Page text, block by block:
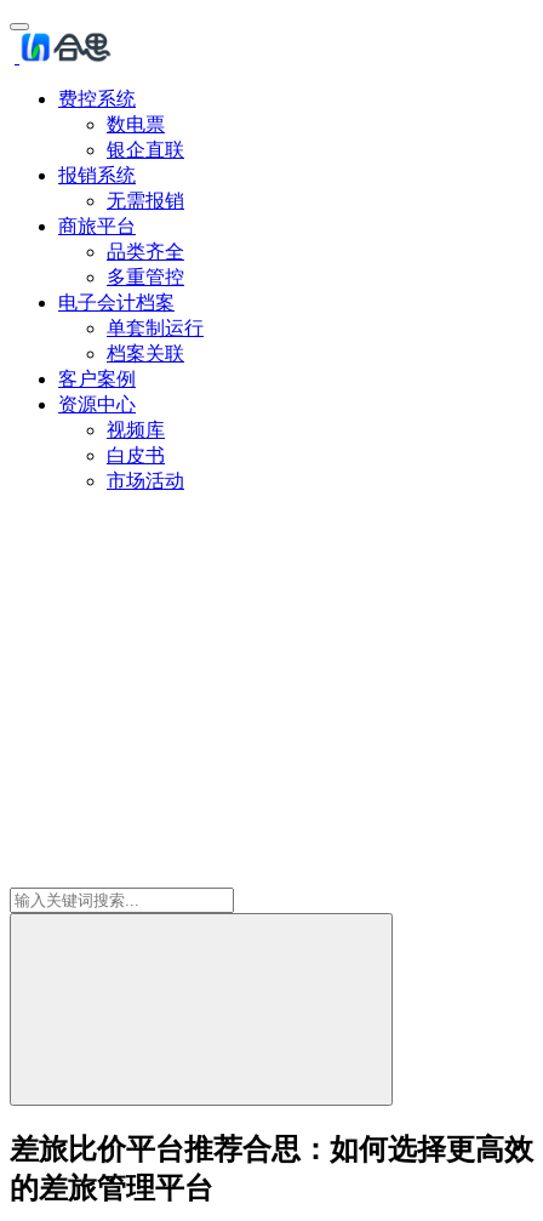
费控系统
数电票
银企直联
报销系统
无需报销
商旅平台
品类齐全
多重管控
电子会计档案
单套制运行
档案关联
客户案例
资源中心
视频库
白皮书
市场活动
差旅比价平台推荐合思：如何选择更高效
的差旅管理平台